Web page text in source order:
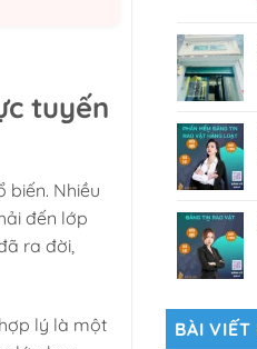
tuyến
biến. Nhiều
đến lớp
ra đời,
lý là một
BÀI VIẾT